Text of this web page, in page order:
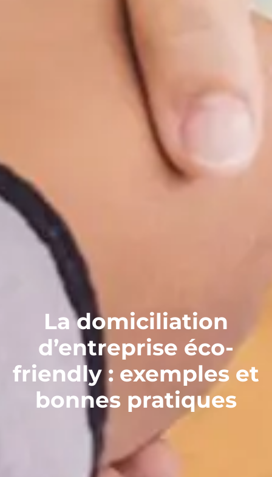
La domiciliation
d’entreprise éco-
friendly : exemples et
bonnes pratiques